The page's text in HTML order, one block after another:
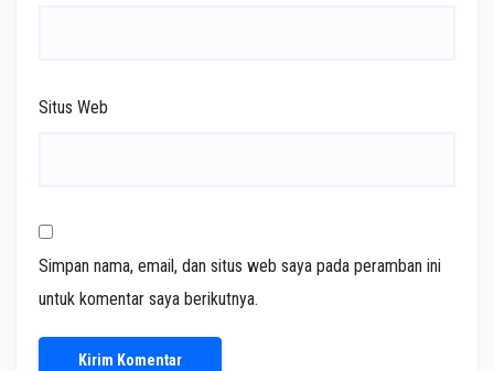
Situs Web
Simpan nama, email, dan situs web saya pada peramban ini
untuk komentar saya berikutnya.